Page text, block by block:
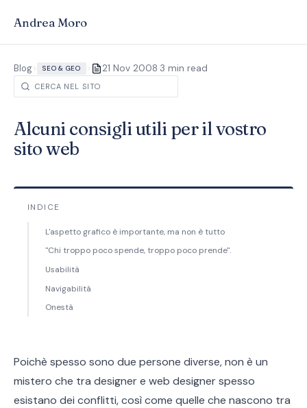
Andrea Moro
Blog> SEO & GEO > 21 Nov 2008·3 min read
Alcuni consigli utili per il vostro
sito web
Poichè spesso sono due persone diverse, non è un
mistero che tra designer e web designer spesso
esistano dei conflitti, così come quelle che nascono tra
INDICE
L'aspetto grafico è importante, ma non è tutto
"Chi troppo poco spende, troppo poco prende".
Usabilità
Navigabilità
Onestà